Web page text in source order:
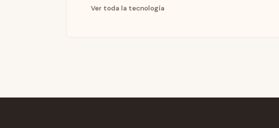
Ver toda la tecnología